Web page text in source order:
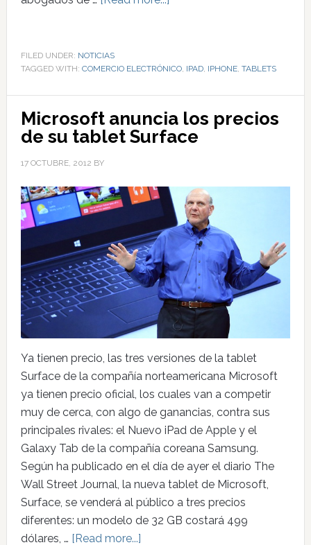
FILED UNDER: NOTICIAS
TAGGED WITH: COMERCIO ELECTRÓNICO, IPAD, IPHONE, TABLETS
Microsoft anuncia los precios
de su tablet Surface
17 OCTUBRE, 2012 BY
Ya tienen precio, las tres versiones de la tablet
Surface de la compañía norteamericana Microsoft
ya tienen precio oficial, los cuales van a competir
muy de cerca, con algo de ganancias, contra sus
principales rivales: el Nuevo iPad de Apple y el
Galaxy Tab de la compañía coreana Samsung.
Según ha publicado en el día de ayer el diario The
Wall Street Journal, la nueva tablet de Microsoft,
Surface, se venderá al público a tres precios
diferentes: un modelo de 32 GB costará 499
dólares, … [Read more...]